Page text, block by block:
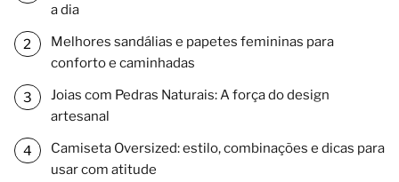
a dia
Melhores sandálias e papetes femininas para
conforto e caminhadas
Joias com Pedras Naturais: A força do design
artesanal
Camiseta Oversized: estilo, combinações e dicas para
usar com atitude